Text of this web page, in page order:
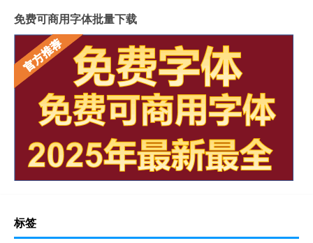
免费可商用字体批量下载
标签